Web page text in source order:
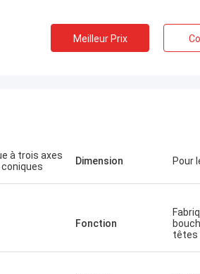
Meilleur Prix
à trois axes
Dimension Pour
Fonction
têtes